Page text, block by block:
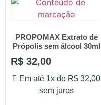
PROPOMAX Extrato de
Própolis sem álcool 30ml
R$ 32,00
Em até 1x de R$ 32,00
sem juros